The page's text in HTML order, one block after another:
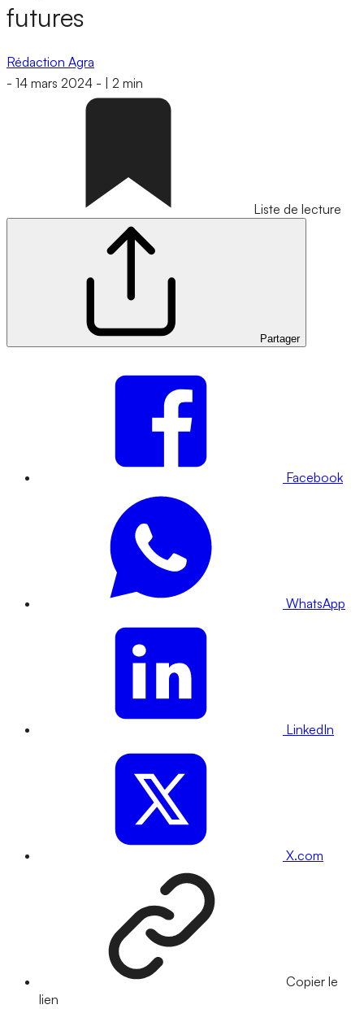
futures
Rédaction Agra
- 14 mars 2024 - 2 min
Liste de lecture
Partager
Facebook
WhatsApp
LinkedIn
X.com
Copier le
lien